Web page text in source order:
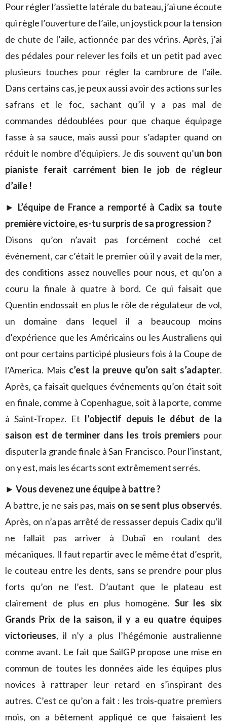
Pour régler l’assiette latérale du bateau, j’ai une écoute
qui règle l’ouverture de l’aile, un joystick pour la tension
de chute de l’aile, actionnée par des vérins. Après, j’ai
des pédales pour relever les foils et un petit pad avec
plusieurs touches pour régler la cambrure de l’aile.
Dans certains cas, je peux aussi avoir des actions sur les
safrans et le foc, sachant qu’il y a pas mal de
commandes dédoublées pour que chaque équipage
fasse à sa sauce, mais aussi pour s’adapter quand on
réduit le nombre d’équipiers. Je dis souvent qu’un bon
pianiste ferait carrément bien le job de régleur
d’aile !
► L’équipe de France a remporté à Cadix sa toute
première victoire, es-tu surpris de sa progression ?
Disons qu’on n’avait pas forcément coché cet
événement, car c’était le premier où il y avait de la mer,
des conditions assez nouvelles pour nous, et qu’on a
couru la finale à quatre à bord. Ce qui faisait que
Quentin endossait en plus le rôle de régulateur de vol,
un domaine dans lequel il a beaucoup moins
d’expérience que les Américains ou les Australiens qui
ont pour certains participé plusieurs fois à la Coupe de
l’America. Mais c’est la preuve qu’on sait s’adapter.
Après, ça faisait quelques événements qu’on était soit
en finale, comme à Copenhague, soit à la porte, comme
à Saint-Tropez. Et l’objectif depuis le début de la
saison est de terminer dans les trois premiers pour
disputer la grande finale à San Francisco. Pour l’instant,
on y est, mais les écarts sont extrêmement serrés.
► Vous devenez une équipe à battre ?
A battre, je ne sais pas, mais on se sent plus observés.
Après, on n’a pas arrêté de ressasser depuis Cadix qu’il
ne fallait pas arriver à Dubaï en roulant des
mécaniques. Il faut repartir avec le même état d’esprit,
le couteau entre les dents, sans se prendre pour plus
forts qu’on ne l’est. D’autant que le plateau est
clairement de plus en plus homogène. Sur les six
Grands Prix de la saison, il y a eu quatre équipes
victorieuses, il n’y a plus l’hégémonie australienne
comme avant. Le fait que SailGP propose une mise en
commun de toutes les données aide les équipes plus
novices à rattraper leur retard en s’inspirant des
autres. C’est ce qu’on a fait : les trois-quatre premiers
mois, on a bêtement appliqué ce que faisaient les